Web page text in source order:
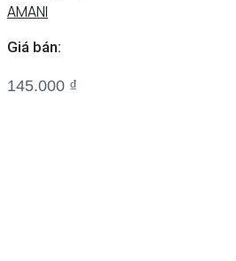
AMANI
Giá bán:
145.000 ₫